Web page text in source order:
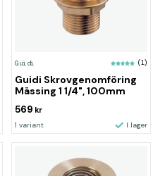
Guidi (1)
Guidi Skrovgenomföring
Mässing 1 1/4", 100mm
569 kr
1 variant I lager